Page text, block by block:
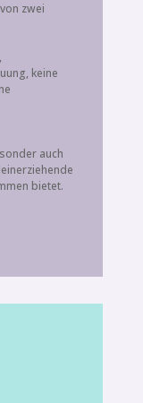
zwei
keine
auch
bietet.